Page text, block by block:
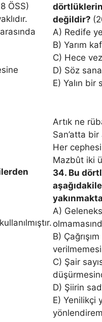
ÖSS)
değildir?
A) Redife
B) Yarım
C) Hece
D) Söz
E) Yalın
Artık ne
San’atta
Her
Mazbût iki
34. Bu
A)
B)
C) Şair
D) Şiirin
E) Yenilikçi